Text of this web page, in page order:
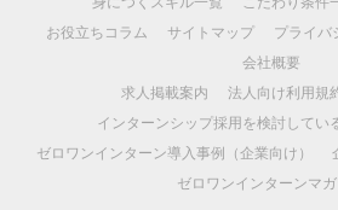
お役立ちコラム
サイトマップ プライバ
会社概要
求人掲載案内
法人向け利用規
インターンシップ採用を検討してい
ゼロワンインターン導入事例（企業向け）
ゼロワンインターンマ